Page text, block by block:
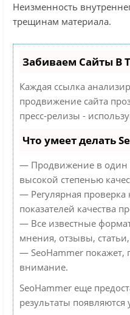
Неизменность
трещинам материала.
Забиваем Сайты В
Каждая ссылка
продвижение сайта
пресс-релизы -
Что умеет делать
— Продвижение в один
высокой степенью
— Регулярная проверка
показателей качества
— Все известные
мнения, отзывы,
— SeoHammer покажет,
внимание.
SeoHammer еще
результаты